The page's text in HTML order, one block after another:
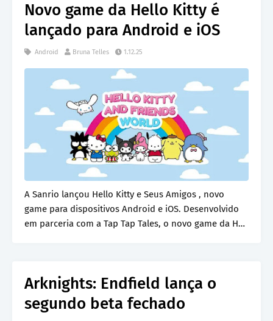
Novo game da Hello Kitty é
lançado para Android e iOS
Android Bruna Telles 1.12.25
A Sanrio lançou Hello Kitty e Seus Amigos , novo
game para dispositivos Android e iOS. Desenvolvido
em parceria com a Tap Tap Tales, o novo game da H…
Arknights: Endfield lança o
segundo beta fechado